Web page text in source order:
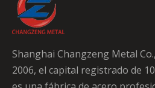
Shanghai Changzeng Metal
2006, el capital registrado de